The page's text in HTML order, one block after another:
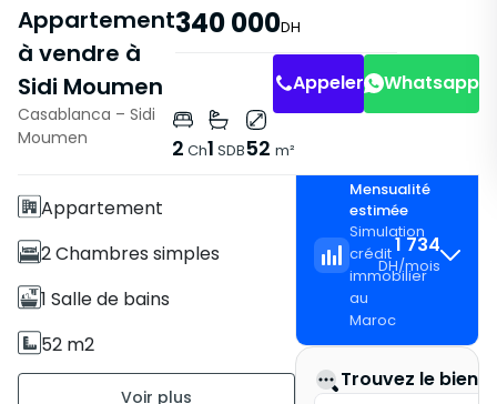
Appartement
à vendre à
Sidi Moumen
340 000DH
Casablanca – Sidi
Moumen
2 Ch1 SDB52 m²
Appeler Whatsapp
Caractéristiques
Sans Ascenseur
Appartement
2 Chambres simples
1 Salle de bains
52 m2
Non meublé
Mensualité
estimée
Simulation
crédit
immobilier
au
Maroc
1 734
DH/mois
Trouvez le bien